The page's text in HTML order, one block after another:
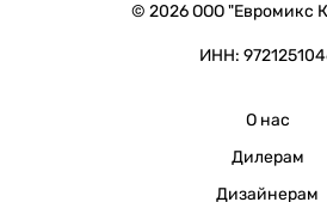
© 2026 ООО "Евромикс
ИНН:
О нас
Дилерам
Дизайнерам